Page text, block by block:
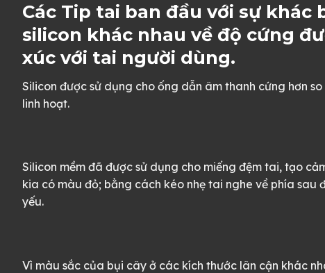
Các Tip tai ban đầu với sự khác
silicon khác nhau về độ cứng
xúc với tai người dùng.
Silicon được sử dụng cho ống dẫn âm thanh cứng hơn
linh hoạt.
Silicon mềm đã được sử dụng cho miếng đệm tai, tạo
kia có màu đỏ; bằng cách kéo nhẹ tai nghe về phía
yếu.
Vì màu sắc của bụi cây ở các kích thước lân cận khác